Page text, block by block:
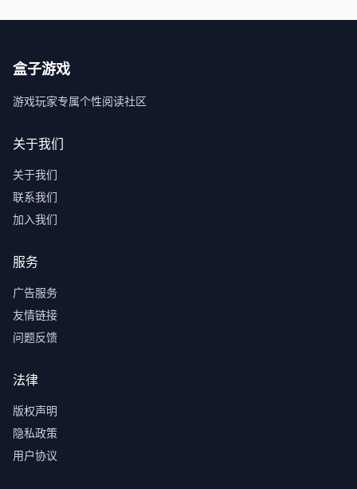
盒子游戏
游戏玩家专属个性阅读社区
关于我们
关于我们
联系我们
加入我们
服务
广告服务
友情链接
问题反馈
法律
版权声明
隐私政策
用户协议